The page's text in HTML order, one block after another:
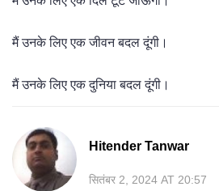
मैं उनके लिए एक जीवन बदल दूंगी।
मैं उनके लिए एक दुनिया बदल दूंगी।
Hitender Tanwar
सितंबर 2, 2024 AT 20:57